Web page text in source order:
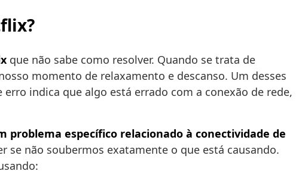
que não sabe como resolver. Quando se trata de
momento de relaxamento e descanso. Um desses
indica que algo está errado com a conexão de rede,
problema específico relacionado à conectividade de
não soubermos exatamente o que está causando.